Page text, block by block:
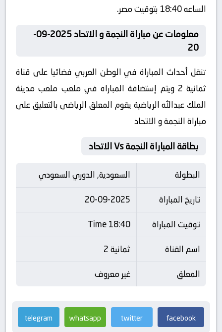
الساعه 18:40 بتوقيت مصر.
معلومات عن مباراة النجمة و الاتحاد 2025-09-
20
تنقل أحداث المباراة في الوطن العربي فضائيا على قناة
ثمانية 2 ويتم إستضافة المباراه في ملعب ملعب مدينة
الملك عبدالله الرياضية يقوم المعلق الرياضى بالتعليق على
مباراة النجمة و الاتحاد
بطاقة المباراة النجمة Vs الاتحاد
البطولة
السعودية, الدوري السعودي
تاريخ المباراة
20-09-2025
توقيت المباراة
18:40 Time
اسم القناة
ثمانية 2
المعلق
غير معروف
facebook
twitter
whatsapp
telegram